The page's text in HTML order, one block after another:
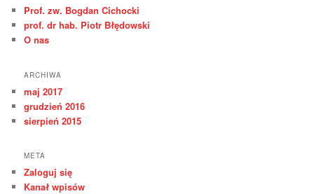
Prof. zw. Bogdan Cichocki
prof. dr hab. Piotr Błędowski
O nas
ARCHIWA
maj 2017
grudzień 2016
sierpień 2015
META
Zaloguj się
Kanał wpisów